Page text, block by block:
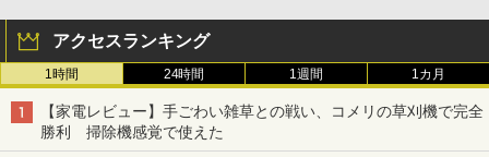
アクセスランキング
1時間 24時間 1週間 1カ月
【家電レビュー】手ごわい雑草との戦い、コメリの草刈機で完全
勝利 掃除機感覚で使えた